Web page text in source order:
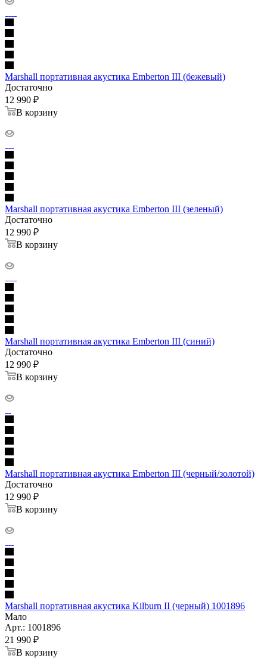
Marshall портативная акустика Emberton III (бежевый)
Достаточно
12 990 ₽
В корзину
Marshall портативная акустика Emberton III (зеленый)
Достаточно
12 990 ₽
В корзину
Marshall портативная акустика Emberton III (синий)
Достаточно
12 990 ₽
В корзину
Marshall портативная акустика Emberton III (черный/золотой)
Достаточно
12 990 ₽
В корзину
Marshall портативная акустика Kilburn II (черный) 1001896
Мало
Арт.: 1001896
21 990 ₽
В корзину